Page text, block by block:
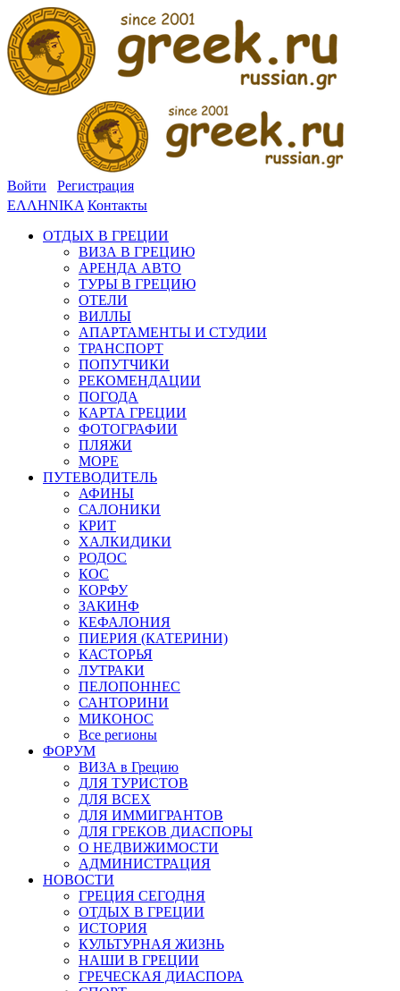
Войти
Регистрация
ΕΛΛΗΝΙΚΑ Контакты
ОТДЫХ В ГРЕЦИИ
ВИЗА В ГРЕЦИЮ
АРЕНДА АВТО
ТУРЫ В ГРЕЦИЮ
ОТЕЛИ
ВИЛЛЫ
АПАРТАМЕНТЫ И СТУДИИ
ТРАНСПОРТ
ПОПУТЧИКИ
РЕКОМЕНДАЦИИ
ПОГОДА
КАРТА ГРЕЦИИ
ФОТОГРАФИИ
ПЛЯЖИ
МОРЕ
ПУТЕВОДИТЕЛЬ
АФИНЫ
САЛОНИКИ
КРИТ
ХАЛКИДИКИ
РОДОС
КОС
КОРФУ
ЗАКИНФ
КЕФАЛОНИЯ
ПИЕРИЯ (КАТЕРИНИ)
КАСТОРЬЯ
ЛУТРАКИ
ПЕЛОПОННЕС
САНТОРИНИ
МИКОНОС
Все регионы
ФОРУМ
ВИЗА в Грецию
ДЛЯ ТУРИСТОВ
ДЛЯ ВСЕХ
ДЛЯ ИММИГРАНТОВ
ДЛЯ ГРЕКОВ ДИАСПОРЫ
О НЕДВИЖИМОСТИ
АДМИНИСТРАЦИЯ
НОВОСТИ
ГРЕЦИЯ СЕГОДНЯ
ОТДЫХ В ГРЕЦИИ
ИСТОРИЯ
КУЛЬТУРНАЯ ЖИЗНЬ
НАШИ В ГРЕЦИИ
ГРЕЧЕСКАЯ ДИАСПОРА